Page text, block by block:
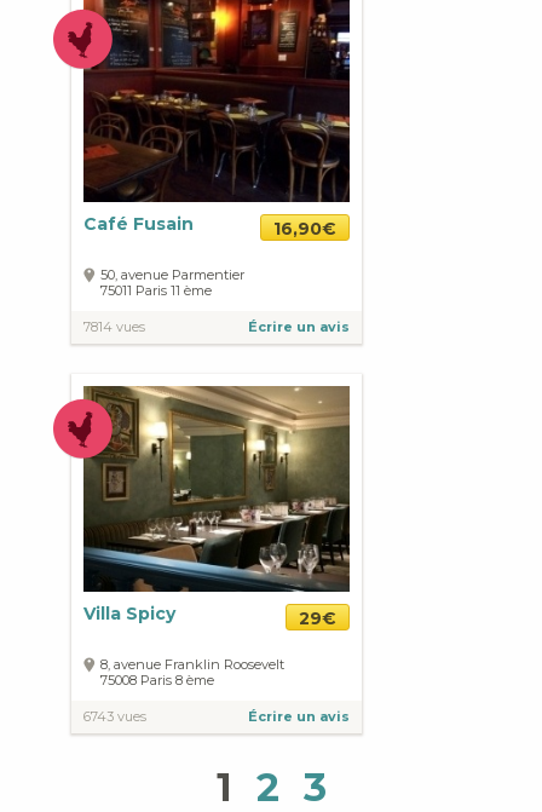
Café Fusain 16,90€
50, avenue Parmentier
75011 Paris 11 ème
7814 vues Écrire un avis
Villa Spicy 29€
8, avenue Franklin Roosevelt
75008 Paris 8 ème
6743 vues Écrire un avis
1 2 3